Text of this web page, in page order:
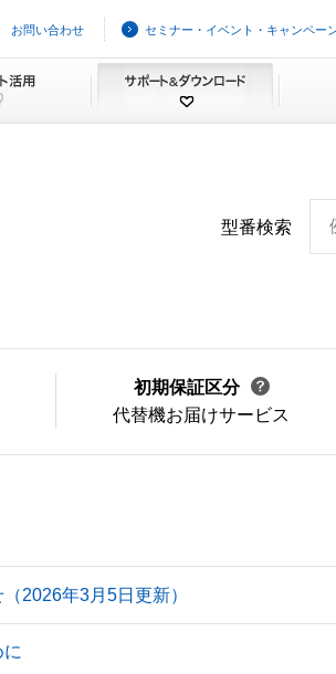
お問い合わせ セミナー・イベント・キャンペー
型番検索
初期保証区分
代替機お届けサービス
2026年3月5日更新）